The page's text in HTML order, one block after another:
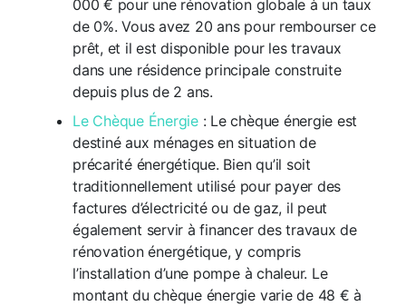
000 € pour une rénovation globale à un taux
de 0%. Vous avez 20 ans pour rembourser ce
prêt, et il est disponible pour les travaux
dans une résidence principale construite
depuis plus de 2 ans.
Le Chèque Énergie: Le chèque énergie est
destiné aux ménages en situation de
précarité énergétique. Bien qu’il soit
traditionnellement utilisé pour payer des
factures d’électricité ou de gaz, il peut
également servir à financer des travaux de
rénovation énergétique, y compris
l’installation d’une pompe à chaleur. Le
montant du chèque énergie varie de 48 € à